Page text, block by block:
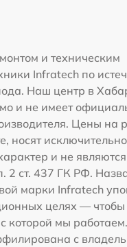
и техническим
Infratech по
Наш центр в
и не имеет
Цены на
носят исключительно
и не
2 ст. 437 ГК РФ.
марки Infratech
целях — чтобы
которой мы
с